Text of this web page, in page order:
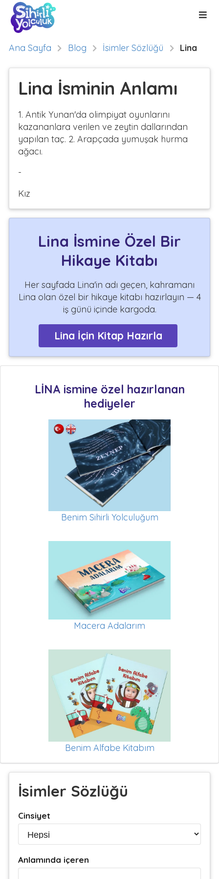
Ana Sayfa Blog İsimler Sözlüğü Lina
Lina İsminin Anlamı
1. Antik Yunan'da olimpiyat oyunlarını
kazananlara verilen ve zeytin dallarından
yapılan taç. 2. Arapçada yumuşak hurma
ağacı.
-
Kız
Lina İsmine Özel Bir
Hikaye Kitabı
Her sayfada Lina'in adı geçen, kahramanı
Lina olan özel bir hikaye kitabı hazırlayın — 4
iş günü içinde kargoda.
Lina İçin Kitap Hazırla
LİNA ismine özel hazırlanan
hediyeler
Benim Sihirli Yolculuğum
Macera Adalarım
Benim Alfabe Kitabım
İsimler Sözlüğü
Cinsiyet
Anlamında içeren